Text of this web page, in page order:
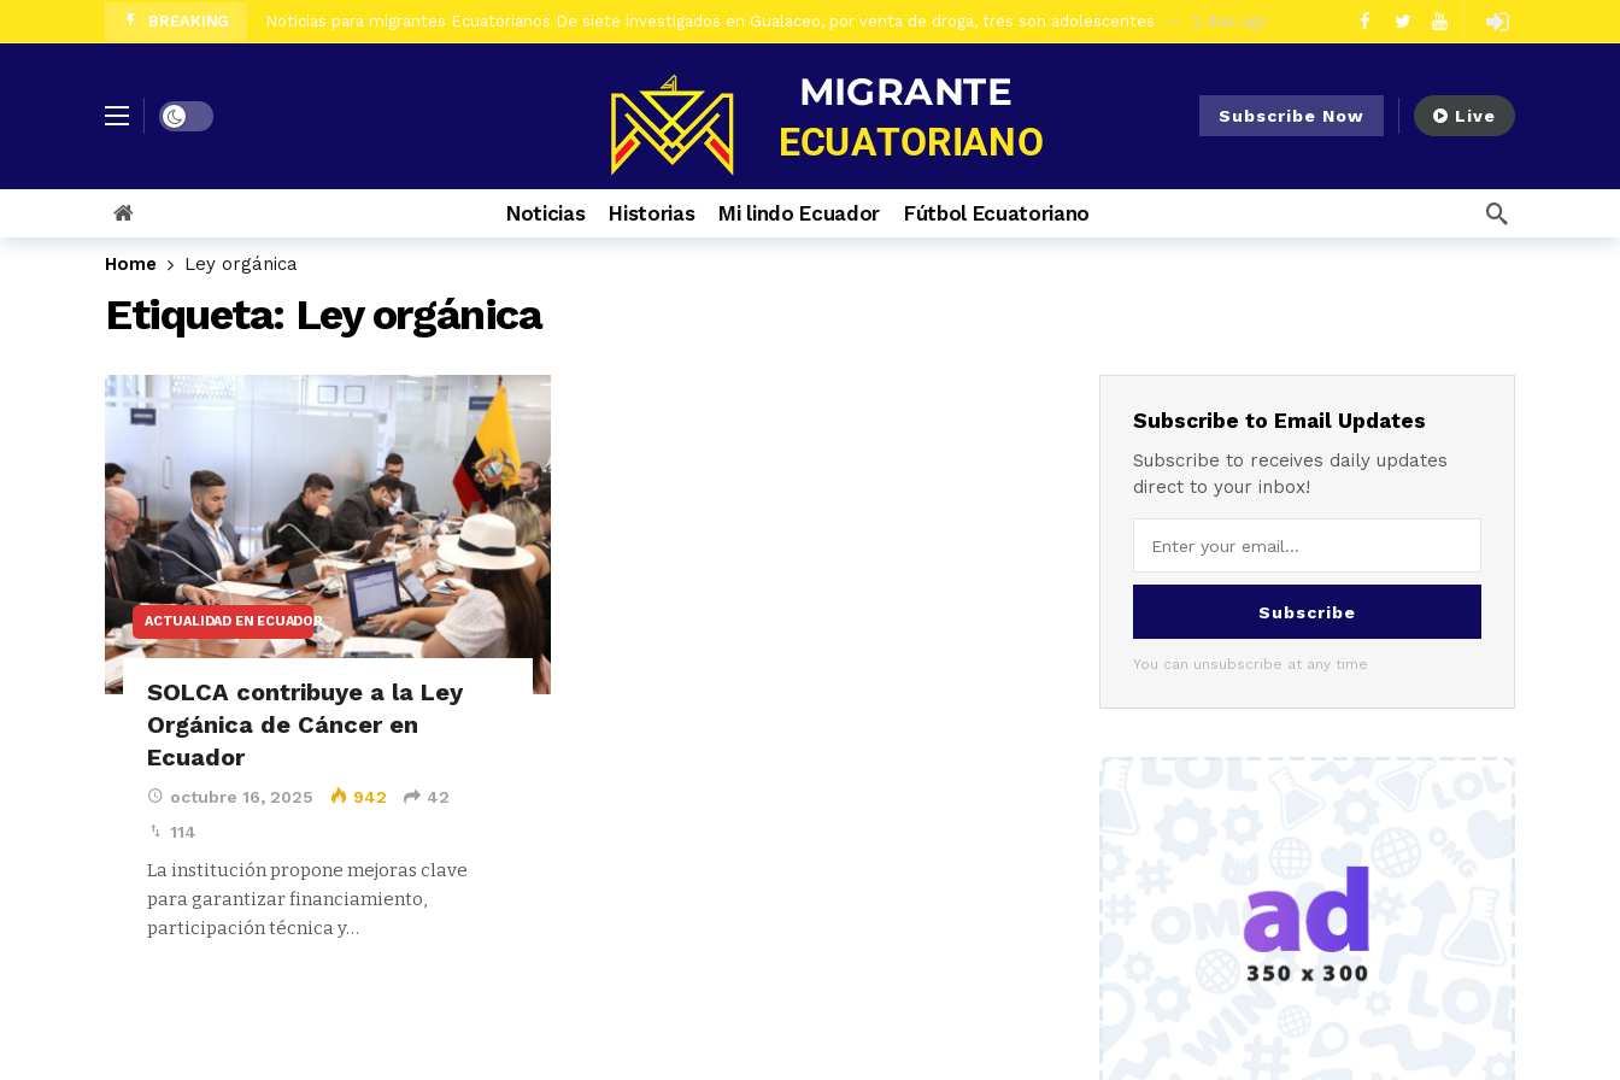
BREAKING Noticias para migrantes Ecuatorianos De siete investigados en Gualaceo, por venta de droga, tres son adolescentes 2 días ago
Noticias para migrantes Ecuatorianos Cinco farmacias clausuradas por comercializar productos irregulares en Azogues 3 días ago
Noticias para migrantes Ecuatorianos Casa era utilizada para almacenar armas en La Troncal. Hay una mujer detenida 3 días ago
Noticias para migrantes Ecuatorianos Cuatro ciudadanos vinculados a Los Águilas son detenidos en La Troncal por presunto tráfico de droga
Noticias para migrantes Ecuatorianos Contactos de emergencia para quienes caminan a El Cisne 7 días ago
Noticias para migrantes Ecuatorianos Culminan mantenimiento de la Central Hidroeléctrica Mazar
Dark mode Subscribe Now Live
Noticias Historias Mi lindo Ecuador Fútbol Ecuatoriano
Home Ley orgánica
Etiqueta: Ley orgánica
ACTUALIDAD EN ECUADOR
SOLCA contribuye a la Ley
Orgánica de Cáncer en
Ecuador
octubre 16, 2025 942
42
114
La institución propone mejoras clave
para garantizar financiamiento,
participación técnica y…
Subscribe to Email Updates
Subscribe to receives daily updates
direct to your inbox!
Subscribe
You can unsubscribe at any time